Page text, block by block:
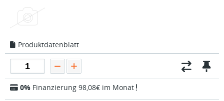
Produktdatenblatt
0% Finanzierung 98,08€ im Monat